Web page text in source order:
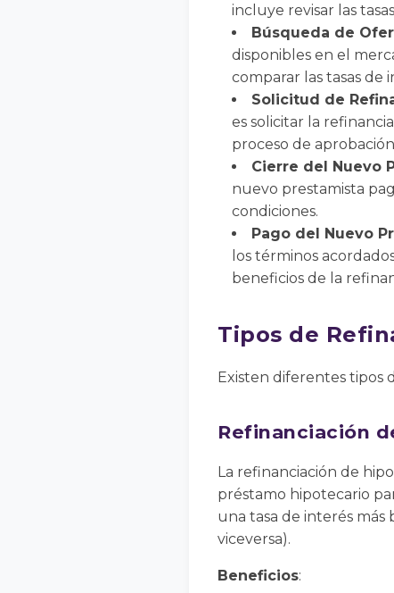
incluye revisar las
Búsqueda de
disponibles en el
comparar las tasas de
Solicitud de
es solicitar la
proceso de
Cierre del Nuevo
nuevo prestamista
condiciones.
Pago del Nuevo
los términos
beneficios de la
Tipos de
Existen diferentes tipos
Refinanciación
La refinanciación de
préstamo hipotecario
una tasa de interés más
viceversa).
Beneficios: